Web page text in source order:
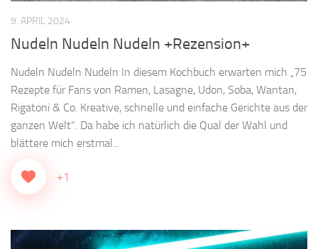
9. APRIL 2024
Nudeln Nudeln Nudeln +Rezension+
Nudeln Nudeln Nudeln In diesem Kochbuch erwarten mich „75
Rezepte für Fans von Ramen, Lasagne, Udon, Soba, Wantan,
Rigatoni & Co. Kreative, schnelle und einfache Gerichte aus der
ganzen Welt“. Da habe ich natürlich die Qual der Wahl und
blättere mich erstmal...
+1